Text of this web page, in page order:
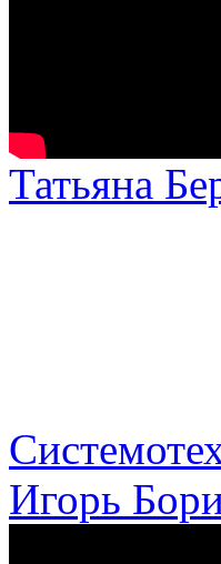
Татьяна
Игорь